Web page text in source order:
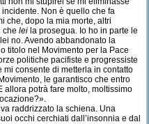
Non è quello che fa
che, dopo la mia morte, altri
che lei la prosegua. Io ho in parte le
no. Avendo abbandonato la
titolo nel Movimento per la Pace
politiche pacifiste e progressiste
mi consente di metterla in contatto
le garantisco che entro
allora potrà fare molto, moltissimo
raddrizzato la schiena. Una
occhi cerchiati dall’insonnia e dal